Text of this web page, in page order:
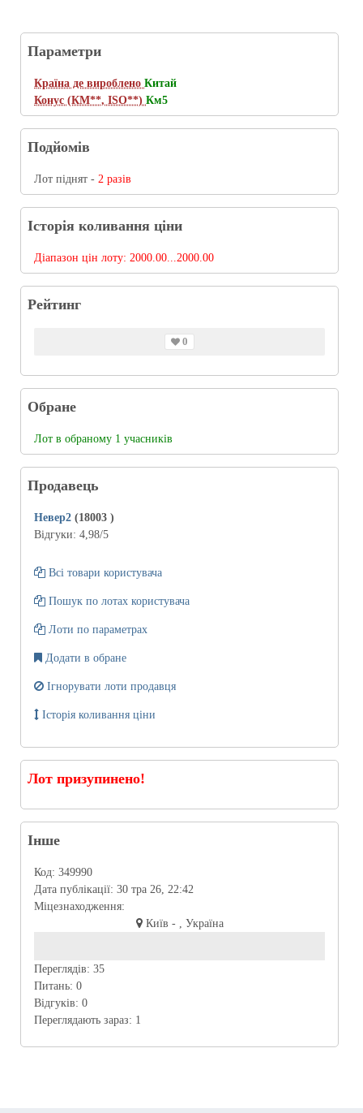
Параметри
Країна де вироблено Китай
Конус (КМ**, ISO**) Км5
Подйомів
Лот піднят - 2 разів
Історія коливання ціни
Діапазон цін лоту: 2000.00...2000.00
Рейтинг
0
Обране
Лот в обраному 1 учасників
Продавець
Невер2 (18003 )
Відгуки: 4,98/5
Всі товари користувача
Пошук по лотах користувача
Лоти по параметрах
Додати в обране
Ігнорувати лоти продавця
Історія коливання ціни
Лот призупинено!
Інше
Код: 349990
Дата публікації: 30 тра 26, 22:42
Міцезнаходження:
Київ - , Україна
Переглядів: 35
Питань: 0
Відгуків: 0
Переглядають зараз: 1